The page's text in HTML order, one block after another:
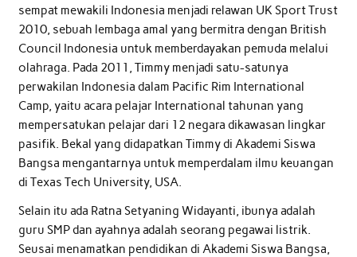
sempat mewakili Indonesia menjadi relawan UK Sport Trust
2010, sebuah lembaga amal yang bermitra dengan British
Council Indonesia untuk memberdayakan pemuda melalui
olahraga. Pada 2011, Timmy menjadi satu-satunya
perwakilan Indonesia dalam Pacific Rim International
Camp, yaitu acara pelajar International tahunan yang
mempersatukan pelajar dari 12 negara dikawasan lingkar
pasifik. Bekal yang didapatkan Timmy di Akademi Siswa
Bangsa mengantarnya untuk memperdalam ilmu keuangan
di Texas Tech University, USA.
Selain itu ada Ratna Setyaning Widayanti, ibunya adalah
guru SMP dan ayahnya adalah seorang pegawai listrik.
Seusai menamatkan pendidikan di Akademi Siswa Bangsa,